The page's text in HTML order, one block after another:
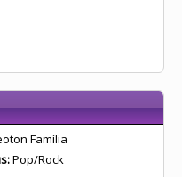
Família
Pop/Rock